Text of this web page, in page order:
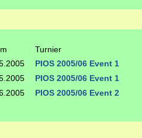
Turnier
PIOS 2005/06 Event 1
PIOS 2005/06 Event 1
PIOS 2005/06 Event 2